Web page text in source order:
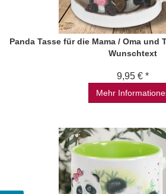
Panda Tasse für die Mama / Oma und
Wunschtext
9,95 € *
Mehr